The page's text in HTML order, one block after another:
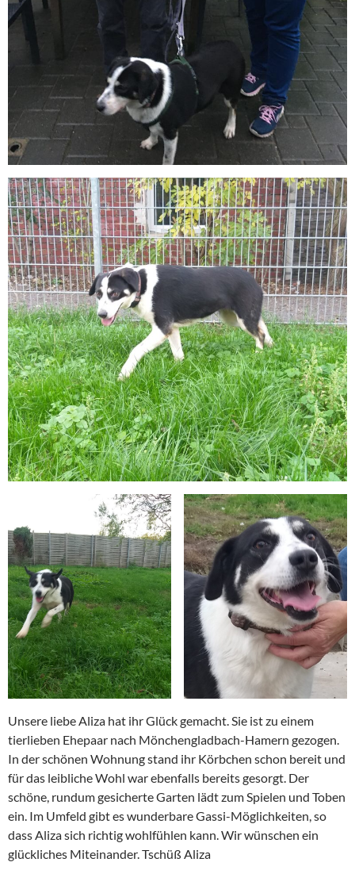
Unsere liebe Aliza hat ihr Glück gemacht. Sie ist zu einem
tierlieben Ehepaar nach Mönchengladbach-Hamern gezogen.
In der schönen Wohnung stand ihr Körbchen schon bereit und
für das leibliche Wohl war ebenfalls bereits gesorgt. Der
schöne, rundum gesicherte Garten lädt zum Spielen und Toben
ein. Im Umfeld gibt es wunderbare Gassi-Möglichkeiten, so
dass Aliza sich richtig wohlfühlen kann. Wir wünschen ein
glückliches Miteinander. Tschüß Aliza